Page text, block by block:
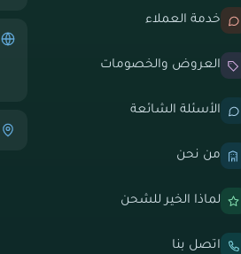
خدمة العملاء
العروض والخصومات
الأسئلة الشائعة
من نحن
لماذا الخير للشحن
اتصل بنا